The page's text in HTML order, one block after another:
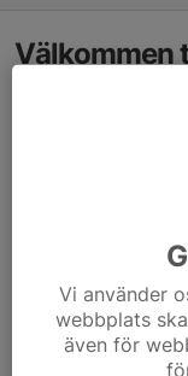
Välkommen
Vi använder
webbplats
även för